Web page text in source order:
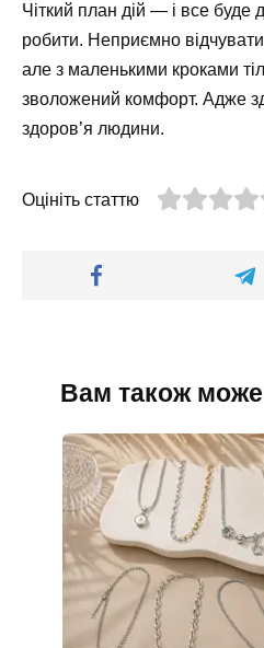
Чіткий план дій — і все
робити. Неприємно
але з маленькими кроками
зволожений комфорт. Адже
здоров’я людини.
Оцініть статтю
Вам також